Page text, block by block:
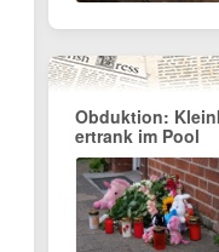
Obduktion:
ertrank im Pool